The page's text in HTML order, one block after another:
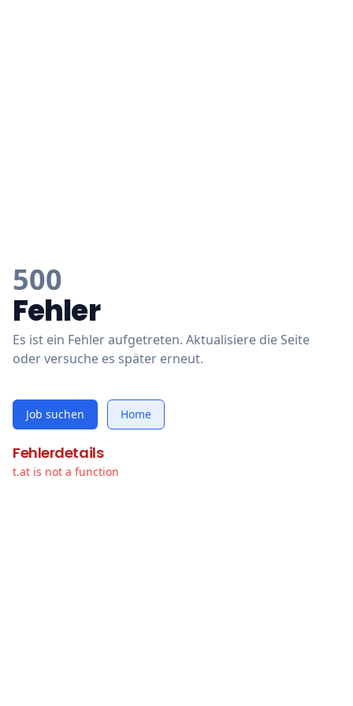
500
Fehler
Es ist ein Fehler aufgetreten. Aktualisiere die Seite
oder versuche es später erneut.
Job suchen Home
Fehlerdetails
t.at is not a function